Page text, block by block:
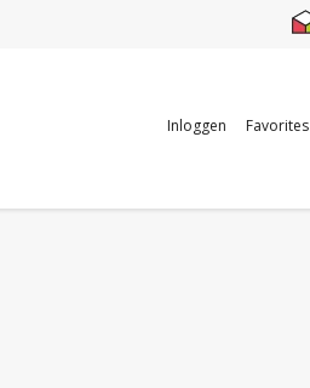
Inloggen Favorites